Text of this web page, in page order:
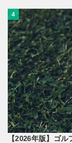
4
【2026年版】ゴ